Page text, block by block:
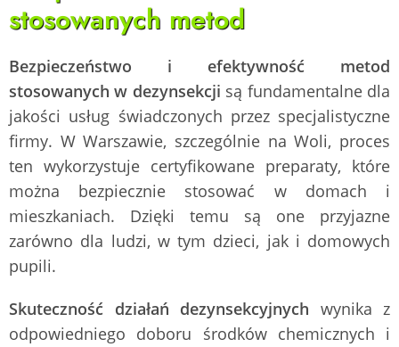
stosowanych metod
Bezpieczeństwo i efektywność metod
stosowanych w dezynsekcji są fundamentalne dla
jakości usług świadczonych przez specjalistyczne
firmy. W Warszawie, szczególnie na Woli, proces
ten wykorzystuje certyfikowane preparaty, które
można bezpiecznie stosować w domach i
mieszkaniach. Dzięki temu są one przyjazne
zarówno dla ludzi, w tym dzieci, jak i domowych
pupili.
Skuteczność działań dezynsekcyjnych wynika z
odpowiedniego doboru środków chemicznych i